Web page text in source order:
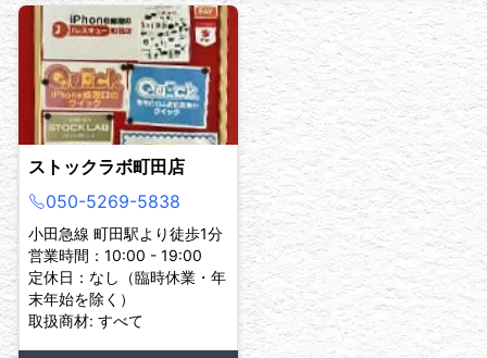
ストックラボ町田店
050-5269-5838
小田急線 町田駅より徒歩1分
営業時間：10:00 - 19:00
定休日：なし（臨時休業・年
末年始を除く）
取扱商材: すべて